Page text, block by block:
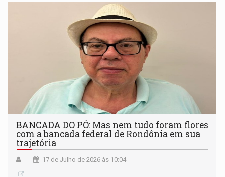
BANCADA DO PÓ: Mas nem tudo foram flores
com a bancada federal de Rondônia em sua
trajetória
17 de Julho de 2026 às 10:04